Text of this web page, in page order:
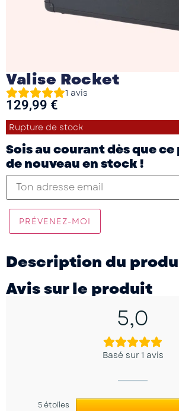
Valise Rocket
1 avis
129,99 €
Rupture de stock
Sois au courant dès que
de nouveau en stock !
PRÉVENEZ-MOI
Description du
Avis sur le produit
5,0
Basé sur 1 avis
5 étoiles